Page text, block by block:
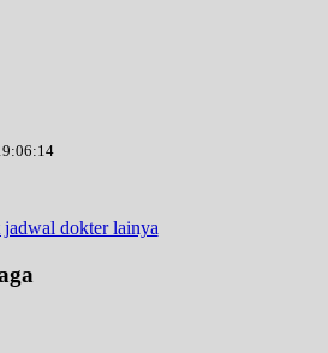
dokter lainya